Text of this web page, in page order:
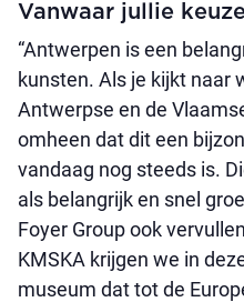
Vanwaar jullie
“Antwerpen is een
kunsten. Als je kijkt naar
Antwerpse en de
omheen dat dit een
vandaag nog steeds is.
als belangrijk en snel
Foyer Group ook
KMSKA krijgen we in
museum dat tot de